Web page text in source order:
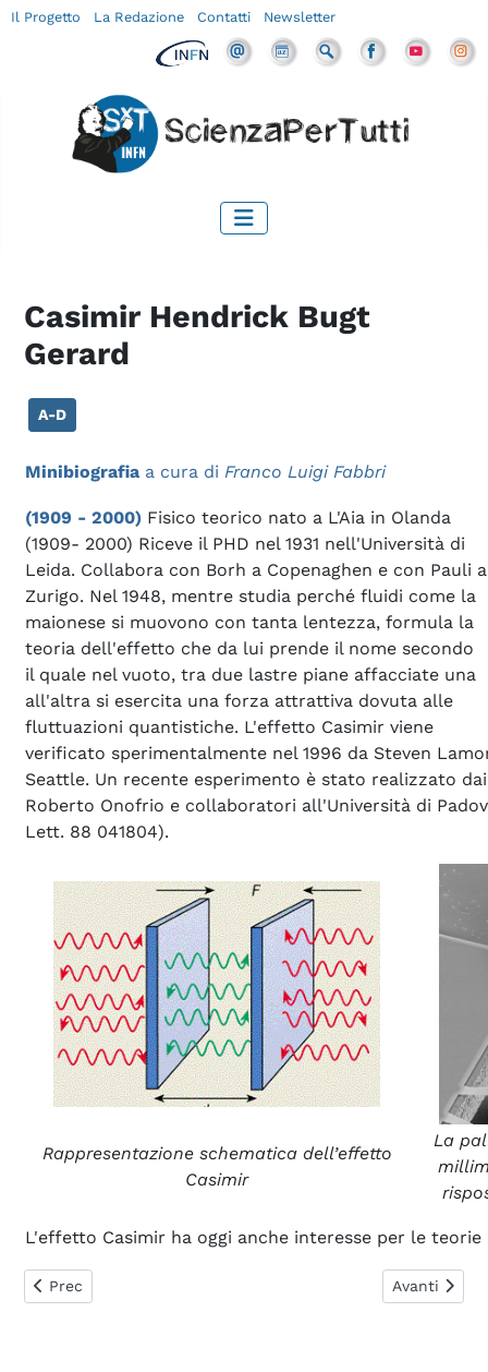
Il Progetto La Redazione Contatti Newsletter
Casimir Hendrick Bugt
Gerard
A-D
Minibiografia a cura di Franco Luigi Fabbri
(1909 - 2000) Fisico teorico nato a L'Aia in Olanda
(1909- 2000) Riceve il PHD nel 1931 nell'Università di
Leida. Collabora con Borh a Copenaghen e con Pauli a
Zurigo. Nel 1948, mentre studia perché fluidi come la
maionese si muovono con tanta lentezza, formula la
teoria dell'effetto che da lui prende il nome secondo
il quale nel vuoto, tra due lastre piane affacciate una
all'altra si esercita una forza attrattiva dovuta alle
fluttuazioni quantistiche. L'effetto Casimir viene
verificato sperimentalmente nel 1996 da Steven
Seattle. Un recente esperimento è stato realizzato
Roberto Onofrio e collaboratori all'Università di
Lett. 88 041804).
Rappresentazione schematica dell’effetto
Casimir
La
L'effetto Casimir ha oggi anche interesse per le
Articolo precedente: Cartesio Renato
Prec Articolo
Avanti